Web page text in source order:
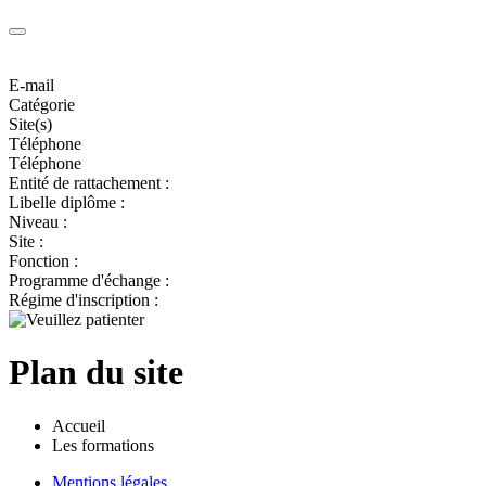
E-mail
Catégorie
Site(s)
Téléphone
Téléphone
Entité de rattachement :
Libelle diplôme :
Niveau :
Site :
Fonction :
Programme d'échange :
Régime d'inscription :
Plan du site
Accueil
Les formations
Mentions légales